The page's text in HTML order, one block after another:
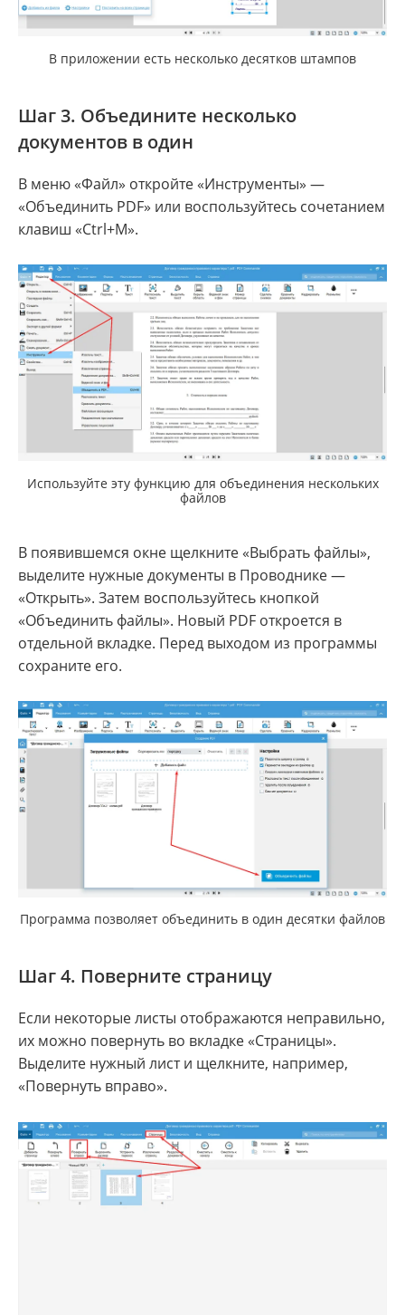
В приложении есть несколько десятков штампов
Шаг 3. Объедините несколько
документов в один
В меню «Файл» откройте «Инструменты» —
«Объединить PDF» или воспользуйтесь сочетанием
клавиш «Ctrl+M».
Используйте эту функцию для объединения нескольких
файлов
В появившемся окне щелкните «Выбрать файлы»,
выделите нужные документы в Проводнике —
«Открыть». Затем воспользуйтесь кнопкой
«Объединить файлы». Новый PDF откроется в
отдельной вкладке. Перед выходом из программы
сохраните его.
Программа позволяет объединить в один десятки файлов
Шаг 4. Поверните страницу
Если некоторые листы отображаются неправильно,
их можно повернуть во вкладке «Страницы».
Выделите нужный лист и щелкните, например,
«Повернуть вправо».